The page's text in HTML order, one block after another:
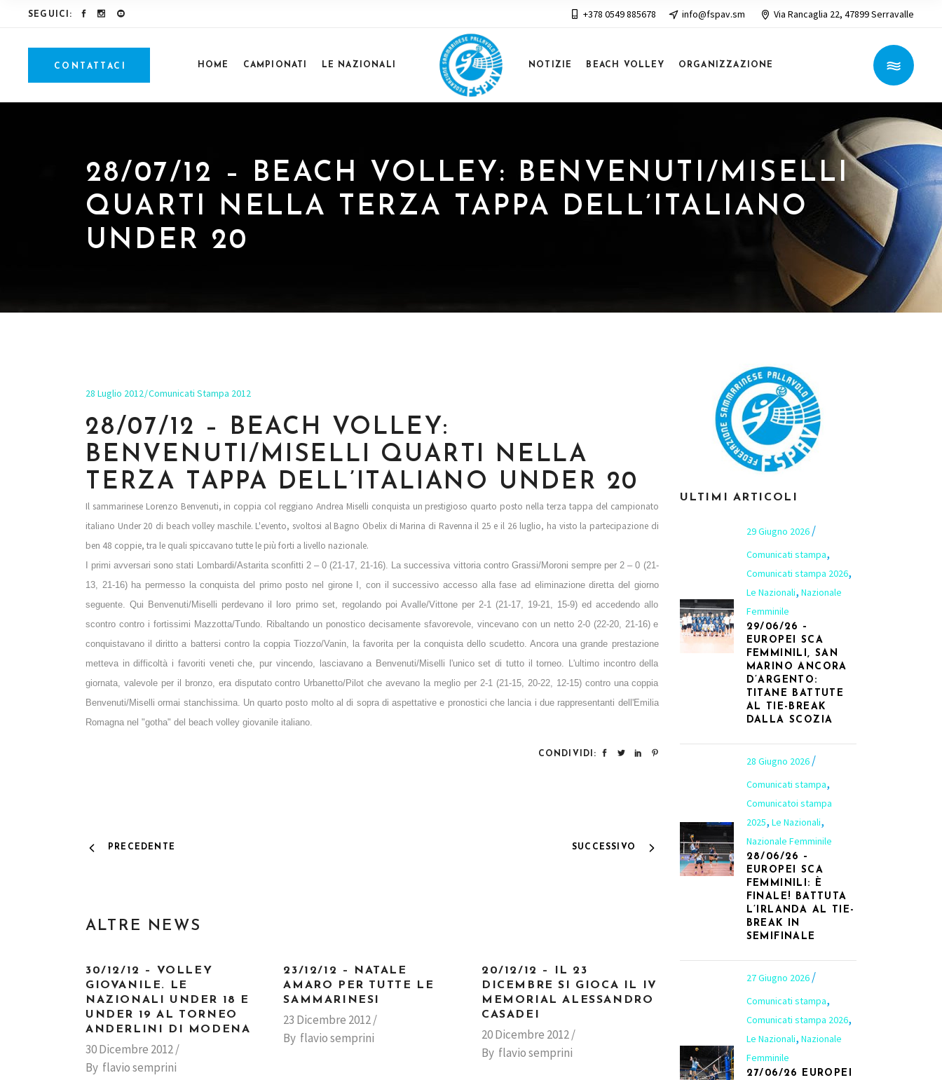
SEGUICI: +378 0549 885678 info@fspav.sm Via Rancaglia 22, 47899 Serravalle
CONTATTACI HOME CAMPIONATI LE NAZIONALI NOTIZIE BEACH VOLLEY ORGANIZZAZIONE
28/07/12 – BEACH VOLLEY: BENVENUTI/MISELLI
QUARTI NELLA TERZA TAPPA DELL’ITALIANO
UNDER 20
28 Luglio 2012 Comunicati Stampa 2012
28/07/12 – BEACH VOLLEY:
BENVENUTI/MISELLI QUARTI NELLA
TERZA TAPPA DELL’ITALIANO UNDER 20
Il sammarinese Lorenzo Benvenuti, in coppia col reggiano Andrea Miselli conquista un prestigioso quarto posto nella terza tappa del campionato
italiano Under 20 di beach volley maschile. L'evento, svoltosi al Bagno Obelix di Marina di Ravenna il 25 e il 26 luglio, ha visto la partecipazione di
ben 48 coppie, tra le quali spiccavano tutte le più forti a livello nazionale.
I primi avversari sono stati Lombardi/Astarita sconfitti 2 – 0 (21-17, 21-16). La successiva vittoria contro Grassi/Moroni sempre per 2 – 0 (21-
13, 21-16) ha permesso la conquista del primo posto nel girone I, con il successivo accesso alla fase ad eliminazione diretta del giorno
seguente. Qui Benvenuti/Miselli perdevano il loro primo set, regolando poi Avalle/Vittone per 2-1 (21-17, 19-21, 15-9) ed accedendo allo
scontro contro i fortissimi Mazzotta/Tundo. Ribaltando un ponostico decisamente sfavorevole, vincevano con un netto 2-0 (22-20, 21-16) e
conquistavano il diritto a battersi contro la coppia Tiozzo/Vanin, la favorita per la conquista dello scudetto. Ancora una grande prestazione
metteva in difficoltà i favoriti veneti che, pur vincendo, lasciavano a Benvenuti/Miselli l'unico set di tutto il torneo. L'ultimo incontro della
giornata, valevole per il bronzo, era disputato contro Urbanetto/Pilot che avevano la meglio per 2-1 (21-15, 20-22, 12-15) contro una coppia
Benvenuti/Miselli ormai stanchissima. Un quarto posto molto al di sopra di aspettative e pronostici che lancia i due rappresentanti dell'Emilia
Romagna nel "gotha" del beach volley giovanile italiano.
CONDIVIDI:
PRECEDENTE SUCCESSIVO
ALTRE NEWS
30/12/12 – VOLLEY
GIOVANILE. LE
NAZIONALI UNDER 18 E
UNDER 19 AL TORNEO
ANDERLINI DI MODENA
30 Dicembre 2012
By flavio semprini
23/12/12 – NATALE
AMARO PER TUTTE LE
SAMMARINESI
23 Dicembre 2012
By flavio semprini
20/12/12 – IL 23
DICEMBRE SI GIOCA IL IV
MEMORIAL ALESSANDRO
CASADEI
20 Dicembre 2012
By flavio semprini
ULTIMI ARTICOLI
29 Giugno 2026
Comunicati stampa,
Comunicati stampa 2026,
Le Nazionali, Nazionale
Femminile
29/06/26 –
EUROPEI SCA
FEMMINILI, SAN
MARINO ANCORA
D’ARGENTO:
TITANE BATTUTE
AL TIE-BREAK
DALLA SCOZIA
28 Giugno 2026
Comunicati stampa,
Comunicatoi stampa
2025, Le Nazionali,
Nazionale Femminile
28/06/26 –
EUROPEI SCA
FEMMINILI: È
FINALE! BATTUTA
L’IRLANDA AL TIE-
BREAK IN
SEMIFINALE
27 Giugno 2026
Comunicati stampa,
Comunicati stampa 2026,
Le Nazionali, Nazionale
Femminile
27/06/26 EUROPEI